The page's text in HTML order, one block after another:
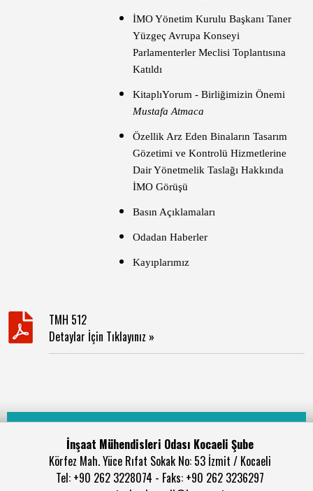
İMO Yönetim Kurulu Başkanı Taner
Yüzgeç Avrupa Konseyi
Parlamenterler Meclisi Toplantısına
Katıldı
KitaplıYorum - Birliğimizin Önemi
Mustafa Atmaca
Özellik Arz Eden Binaların Tasarım
Gözetimi ve Kontrolü Hizmetlerine
Dair Yönetmelik Taslağı Hakkında
İMO Görüşü
Basın Açıklamaları
Odadan Haberler
Kayıplarımız
TMH 512
Detaylar İçin Tıklayınız »
İnşaat Mühendisleri Odası Kocaeli Şube
Körfez Mah. Yüce Rıfat Sokak No: 53 İzmit / Kocaeli
Tel: +90 262 3228074 - Faks: +90 262 3236297